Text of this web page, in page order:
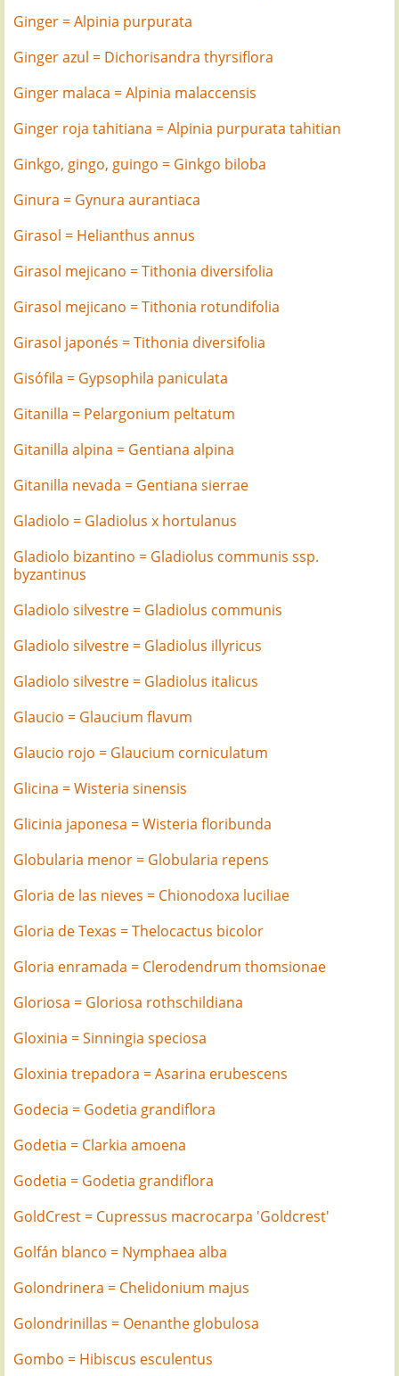
Ginger = Alpinia purpurata
Ginger azul = Dichorisandra thyrsiflora
Ginger malaca = Alpinia malaccensis
Ginger roja tahitiana = Alpinia purpurata tahitian
Ginkgo, gingo, guingo = Ginkgo biloba
Ginura = Gynura aurantiaca
Girasol = Helianthus annus
Girasol mejicano = Tithonia diversifolia
Girasol mejicano = Tithonia rotundifolia
Girasol japonés = Tithonia diversifolia
Gisófila = Gypsophila paniculata
Gitanilla = Pelargonium peltatum
Gitanilla alpina = Gentiana alpina
Gitanilla nevada = Gentiana sierrae
Gladiolo = Gladiolus x hortulanus
Gladiolo bizantino = Gladiolus communis ssp.
byzantinus
Gladiolo silvestre = Gladiolus communis
Gladiolo silvestre = Gladiolus illyricus
Gladiolo silvestre = Gladiolus italicus
Glaucio = Glaucium flavum
Glaucio rojo = Glaucium corniculatum
Glicina = Wisteria sinensis
Glicinia japonesa = Wisteria floribunda
Globularia menor = Globularia repens
Gloria de las nieves = Chionodoxa luciliae
Gloria de Texas = Thelocactus bicolor
Gloria enramada = Clerodendrum thomsionae
Gloriosa = Gloriosa rothschildiana
Gloxinia = Sinningia speciosa
Gloxinia trepadora = Asarina erubescens
Godecia = Godetia grandiflora
Godetia = Clarkia amoena
Godetia = Godetia grandiflora
GoldCrest = Cupressus macrocarpa 'Goldcrest'
Golfán blanco = Nymphaea alba
Golondrinera = Chelidonium majus
Golondrinillas = Oenanthe globulosa
Gombo = Hibiscus esculentus